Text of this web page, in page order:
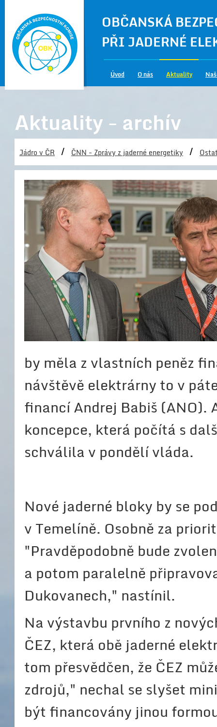
OBČANSKÁ
PŘI JADERNÉ
Úvod O nás Aktuality
Aktuality - archív
Jádro v ČR / ČNN - Zprávy z jaderné energetiky /
by měla z vlastních peněz
návštěvě elektrárny to v
financí Andrej Babiš
koncepce, která počítá s
schválila v pondělí vláda.
Nové jaderné bloky by se
v Temelíně. Osobně za
"Pravděpodobně bude
a potom paralelně
Dukovanech," nastínil.
Na výstavbu prvního z
ČEZ, která obě jaderné
tom přesvědčen, že ČEZ
zdrojů," nechal se slyšet
být financovány jinou